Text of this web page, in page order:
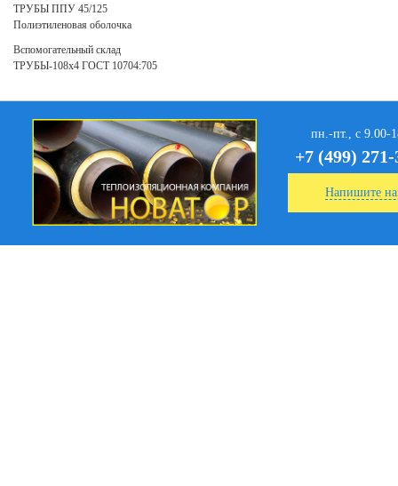
ТРУБЫ ППУ 45/125
Полиэтиленовая оболочка
Вспомогательный склад
ТРУБЫ-108х4 ГОСТ 10704:705
пн.-пт., с 9.00-
+7 (499)
Напишите